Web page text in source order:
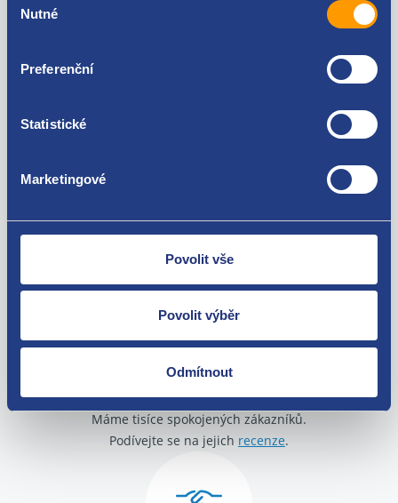
souhlasu
Nutné
Preferenční
Statistické
Marketingové
Povolit vše
Povolit výběr
Odmítnout
Škoda Scala
Škoda Fabia IV 2021-
Zboží můžete vrátit do 60 dnů od
zakoupení. Nebo vám pošleme náhradu.
O své zákazníky se staráme
Máme tisíce spokojených zákazníků.
Podívejte se na jejich recenze.